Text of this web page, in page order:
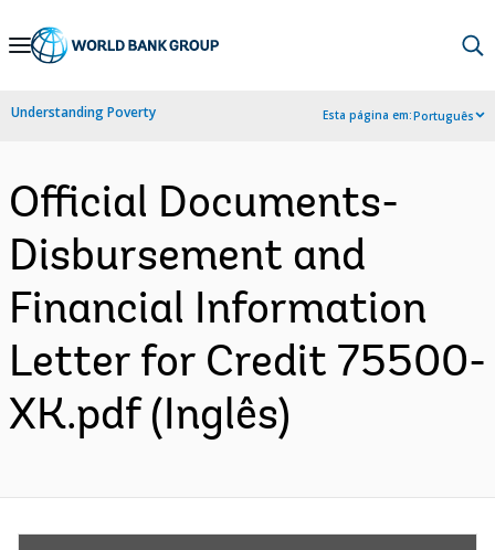
Skip
Navigation
Understanding Poverty Esta página em:Português
Official Documents-
Disbursement and
Financial Information
Letter for Credit 75500-
XK.pdf (Inglês)